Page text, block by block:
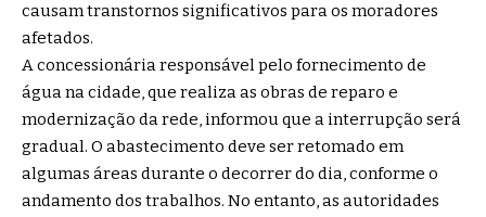
causam transtornos significativos para os moradores
afetados.
A concessionária responsável pelo fornecimento de
água na cidade, que realiza as obras de reparo e
modernização da rede, informou que a interrupção será
gradual. O abastecimento deve ser retomado em
algumas áreas durante o decorrer do dia, conforme o
andamento dos trabalhos. No entanto, as autoridades